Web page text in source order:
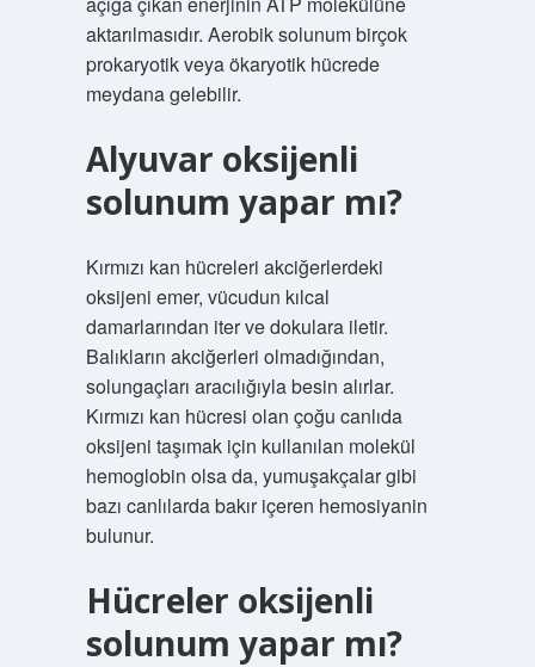
aktarılmasıdır. Aerobik solunum birçok
prokaryotik veya ökaryotik hücrede
meydana gelebilir.
Alyuvar oksijenli
solunum yapar mı?
Kırmızı kan hücreleri akciğerlerdeki
oksijeni emer, vücudun kılcal
damarlarından iter ve dokulara iletir.
Balıkların akciğerleri olmadığından,
solungaçları aracılığıyla besin alırlar.
Kırmızı kan hücresi olan çoğu canlıda
oksijeni taşımak için kullanılan molekül
hemoglobin olsa da, yumuşakçalar gibi
bazı canlılarda bakır içeren hemosiyanin
bulunur.
Hücreler oksijenli
solunum yapar mı?